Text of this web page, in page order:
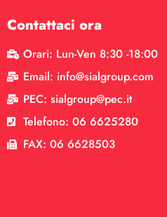
Contattaci ora
Orari: Lun-Ven 8:30 -18:00
Email: info@sialgroup.com
PEC: sialgroup@pec.it
Telefono: 06 6625280
FAX: 06 6628503